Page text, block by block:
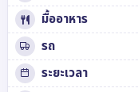
มื้ออาหาร
รถ
ระยะเวลา